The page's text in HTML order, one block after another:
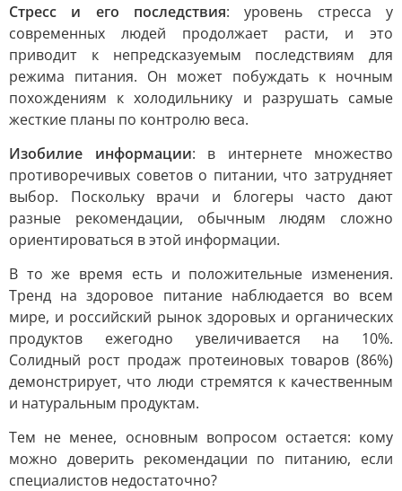
Стресс и его последствия: уровень стресса у
современных людей продолжает расти, и это
приводит к непредсказуемым последствиям для
режима питания. Он может побуждать к ночным
похождениям к холодильнику и разрушать самые
жесткие планы по контролю веса.
Изобилие информации: в интернете множество
противоречивых советов о питании, что затрудняет
выбор. Поскольку врачи и блогеры часто дают
разные рекомендации, обычным людям сложно
ориентироваться в этой информации.
В то же время есть и положительные изменения.
Тренд на здоровое питание наблюдается во всем
мире, и российский рынок здоровых и органических
продуктов ежегодно увеличивается на 10%.
Солидный рост продаж протеиновых товаров (86%)
демонстрирует, что люди стремятся к качественным
и натуральным продуктам.
Тем не менее, основным вопросом остается: кому
можно доверить рекомендации по питанию, если
специалистов недостаточно?